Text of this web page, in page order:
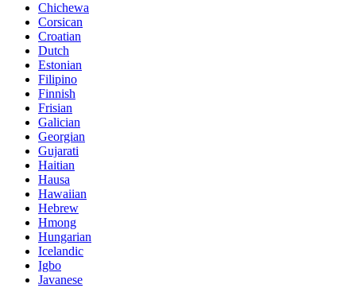
Chichewa
Corsican
Croatian
Dutch
Estonian
Filipino
Finnish
Frisian
Galician
Georgian
Gujarati
Haitian
Hausa
Hawaiian
Hebrew
Hmong
Hungarian
Icelandic
Igbo
Javanese